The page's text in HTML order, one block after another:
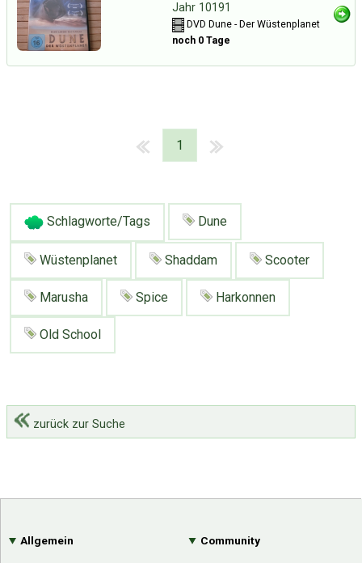
Jahr 10191
DVD Dune - Der Wüstenplanet
noch 0 Tage
1
Schlagworte/Tags Dune
Wüstenplanet Shaddam Scooter
Marusha Spice Harkonnen
Old School
zurück zur Suche
Allgemein Community